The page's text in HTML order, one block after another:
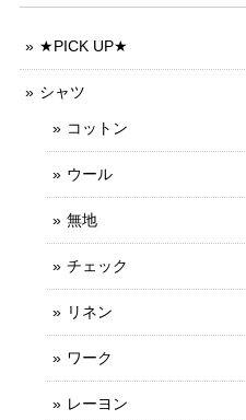
★PICK UP★
シャツ
コットン
ウール
無地
チェック
リネン
ワーク
レーヨン